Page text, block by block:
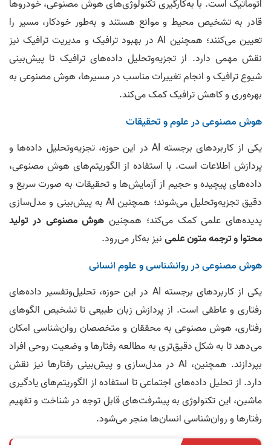
اتوماتیک است. با به‌کارگیری تکنولوژی‌های هوش مصنوعی، خودروها
قادر به تشخیص محیط و موانع هستند و به‌طور خودکار، مسیر را
تعیین می‌کنند؛ همچنین AI در بهبود ترافیک و مدیریت ترافیک نیز
نقش مهمی دارد. از تجزیه‌و‌تحلیل داده‌های ترافیک تا پیش‌بینی
شیوع ترافیک و انجام تغییرات مناسب در مسیرها، هوش مصنوعی به
بهره‌وری و کاهش ترافیک کمک می‌کند.
هوش مصنوعی در علوم و تحقیقات
یکی از کاربردهای برجسته AI در این حوزه، تجزیه‌و‌تحلیل داده‌ها و
پردازش اطلاعات است. با استفاده از الگوریتم‌های هوش مصنوعی،
داده‌های پیچیده و حجیم از آزمایش‌ها و تحقیقات به صورت سریع و
دقیق تجزیه‌و‌تحلیل می‌شوند؛ همچنین AI به پیش‌بینی و مدل‌سازی
پدیده‌های علمی کمک می‌کند؛ همچنین هوش مصنوعی در تولید
محتوا و ترجمه متون علمینیز به‌کار می‌رود.
هوش مصنوعی در روانشناسی و علوم انسانی
یکی از کاربردهای برجسته AI در این حوزه، تحلیل‌و‌تفسیر داده‌های
رفتاری و عاطفی است. از پردازش زبان طبیعی تا تشخیص الگوهای
رفتاری، هوش مصنوعی به محققان و متخصصان روان‌شناسی امکان
می‌دهد تا به شکل دقیق‌تری به مطالعه رفتارها و وضعیت روحی افراد
بپردازند. همچنین، AI در مدل‌سازی و پیش‌بینی رفتارها نیز نقش
دارد. از تحلیل داده‌های اجتماعی تا استفاده از الگوریتم‌های یادگیری
ماشین، این تکنولوژی به پیشرفت‌های قابل توجه در شناخت و تفهیم
رفتارها و روان‌شناسی انسان‌ها منجر می‌شود.